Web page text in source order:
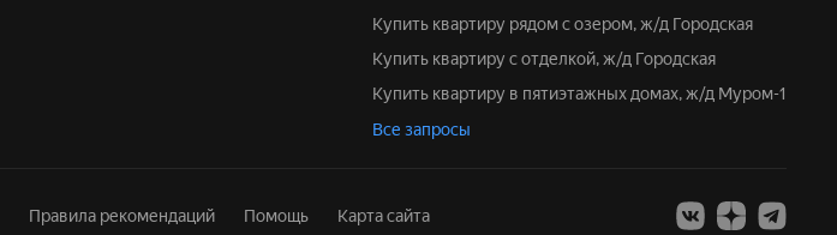
Купить квартиру рядом с озером, ж/д Городская
Купить квартиру с отделкой, ж/д Городская
Купить квартиру в пятиэтажных домах, ж/д Муром-1
Все запросы
Правила рекомендаций Помощь Карта сайта